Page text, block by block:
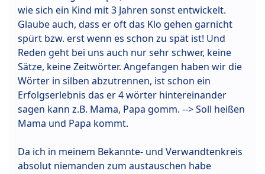
wie sich ein Kind mit 3 Jahren sonst entwickelt.
Glaube auch, dass er oft das Klo gehen garnicht
spürt bzw. erst wenn es schon zu spät ist! Und
Reden geht bei uns auch nur sehr schwer, keine
Sätze, keine Zeitwörter. Angefangen haben wir die
Wörter in silben abzutrennen, ist schon ein
Erfolgserlebnis das er 4 wörter hintereinander
sagen kann z.B. Mama, Papa gomm. --> Soll heißen
Mama und Papa kommt.
Da ich in meinem Bekannte- und Verwandtenkreis
absolut niemanden zum austauschen habe